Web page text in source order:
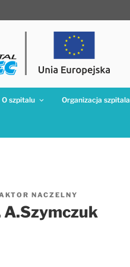
O szpitalu Organizacja szpitala
NACZELNY